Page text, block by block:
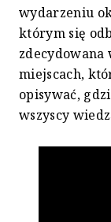
wydarzeniu
którym się
zdecydowana
miejscach,
opisywać,
wszyscy